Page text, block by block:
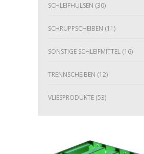
SCHLEIFHÜLSEN (30)
SCHRUPPSCHEIBEN (11)
SONSTIGE SCHLEIFMITTEL (16)
TRENNSCHEIBEN (12)
VLIESPRODUKTE (53)